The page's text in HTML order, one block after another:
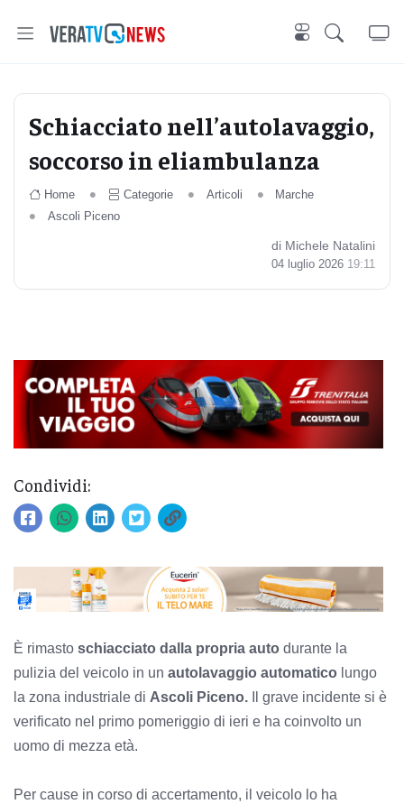
Schiacciato nell’autolavaggio,
soccorso in eliambulanza
Home Categorie Articoli
Marche
Ascoli Piceno
di Michele Natalini
04 luglio 2026 19:11
Condividi:
È rimasto schiacciato dalla propria auto durante la
pulizia del veicolo in un autolavaggio automatico lungo
la zona industriale di Ascoli Piceno. Il grave incidente si è
verificato nel primo pomeriggio di ieri e ha coinvolto un
uomo di mezza età.
Per cause in corso di accertamento, il veicolo lo ha